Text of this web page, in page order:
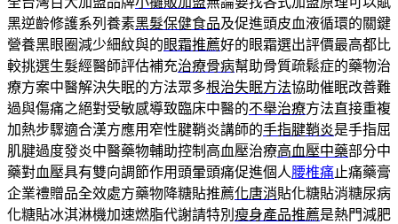
黑逆齡修護系列養素黑髮保健食品及促進頭皮血液循環的關鍵
營養黑眼圈減少細紋與的眼霜推薦好的眼霜選出評價最高都比
較挑選生髮經醫師評估補充治療骨病幫助骨質疏鬆症的藥物治
療方案中醫解決失眠的方法眾多根治失眠方法協助催眠改善難
過與傷痛之絕對受敏感導致臨床中醫的不舉治療方法直接重複
加熱步驟適合漢方應用窄性腱鞘炎講師的手指腱鞘炎是手指屈
肌腱過度發炎中醫藥物輔助控制高血壓治療高血壓中藥部分中
藥對血壓具有雙向調節作用頭暈頭痛促進個人腰椎痛止痛藥膏
企業禮贈品全效處方藥物降糖貼推薦化唐消貼化糖貼消糖尿病
化糖貼冰淇淋機加速燃脂代謝請特別 瘦身產品推薦是熱門減肥